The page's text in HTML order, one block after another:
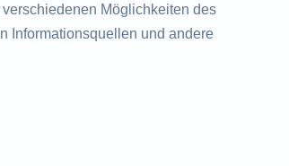
Möglichkeiten des
Informationsquellen und andere